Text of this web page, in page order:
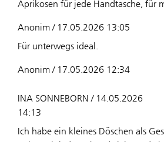
Aprikosen für jede Handtasche, für
Anonim / 17.05.2026 13:05
Für unterwegs ideal.
Anonim / 17.05.2026 12:34
INA SONNEBORN / 14.05.2026
14:13
Ich habe ein kleines Döschen als